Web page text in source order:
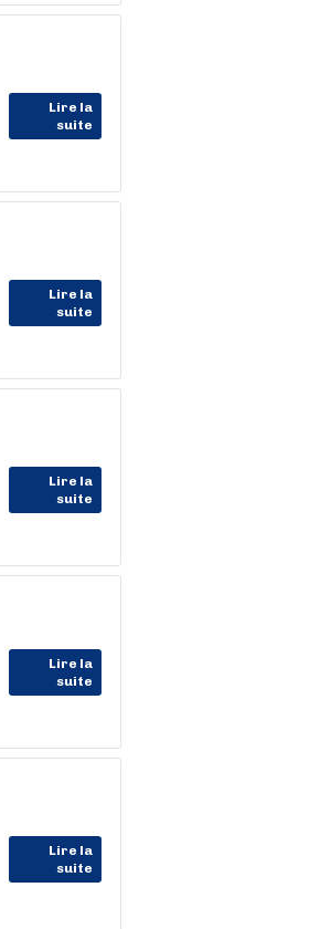
Lire la
suite
Lire la
suite
Lire la
suite
Lire la
suite
Lire la
suite